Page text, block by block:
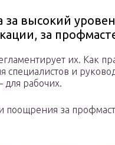
за высокий
за
их. Как
специалистов и
для рабочих.
поощрения за